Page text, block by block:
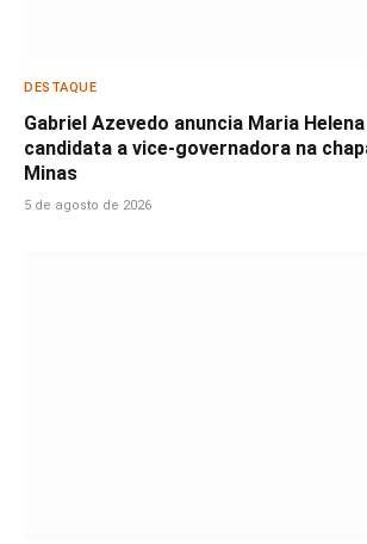
DESTAQUE
Gabriel Azevedo anuncia Maria
candidata a vice-governadora na
Minas
5 de agosto de 2026